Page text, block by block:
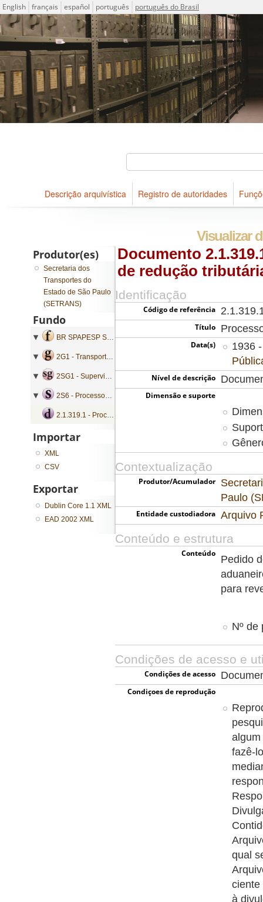
Idioma
English français español português português do Brasil
Descrições arquivísticas do acervo do Arquivo Público do
Projeto ICA-AtoM
Descrição arquivística Registro de autoridades
Visualizar
Documento
de redução
Identificação
Código de referência
Título
Data(s)
1936
Nível de descrição
Dimensão e suporte
Contextualização
Produtor/Acumulador
Paulo
Entidade custodiadora Arquivo
Conteúdo e estrutura
Conteúdo
Pedido
para
Nº de
Condições de acesso e
Condições de acesso
Condiçoes de reprodução
fazê-
qual
ciente
à
Produtor(es)
Secretaria dos
Transportes do
Estado de São Paulo
(SETRANS)
Fundo
BR SPAPESP SETRANS - Secretaria dos Transportes do Estado de São Paulo
2G1 - Transporte Ferroviário
2SG1 - Supervisão e Fiscalização
2S6 - Processos de aprovação de redução tributária
2.1.319.1 - Processo de aprovação de redução tributária
Importar
XML
CSV
Exportar
Dublin Core 1.1 XML
EAD 2002 XML